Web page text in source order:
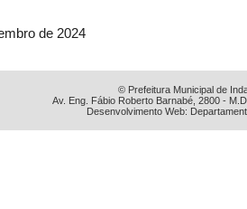
de 2024
© Prefeitura Municipal de
Av. Eng. Fábio Roberto Barnabé, 2800 -
Desenvolvimento Web: